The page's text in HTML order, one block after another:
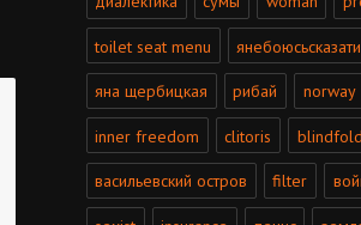
toilet seat menu янебоюсьсказати
яна щербицкая рибай norway
inner freedom clitoris blindfold
васильевский остров filter